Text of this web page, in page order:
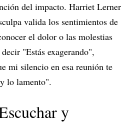
del impacto. Harriet Lerner
valida los sentimientos de
el dolor o las molestias
"Estás exagerando",
mi silencio en esa reunión te
lo lamento".
y